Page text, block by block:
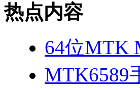
热点内容
64位MTK
MTK6589